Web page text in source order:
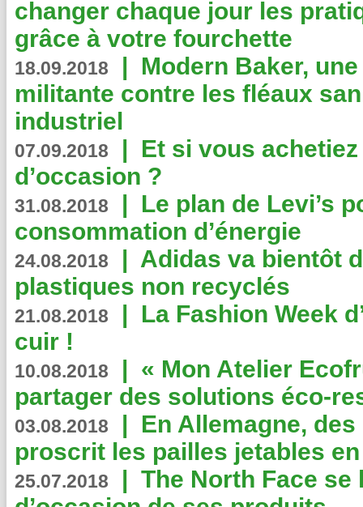
changer chaque jour les
grâce à votre fourchette
18.09.2018 | Modern Baker,
militante contre les fléaux
industriel
07.09.2018 | Et si vous
d’occasion ?
31.08.2018 | Le plan de Levi’s
consommation d’énergie
24.08.2018 | Adidas va bientôt
plastiques non recyclés
21.08.2018 | La Fashion Week
cuir !
10.08.2018 | « Mon Atelier
partager des solutions éco-
03.08.2018 | En Allemagne,
proscrit les pailles jetables
25.07.2018 | The North Face se